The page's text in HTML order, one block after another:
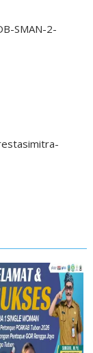
SMAN-2-